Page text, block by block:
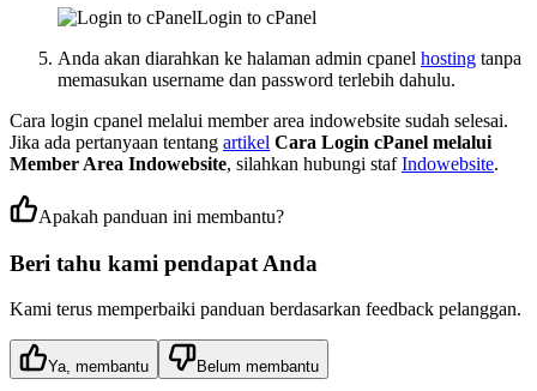
Login to cPanel
Anda akan diarahkan ke halaman admin cpanel hosting tanpa
memasukan username dan password terlebih dahulu.
Cara login cpanel melalui member area indowebsite sudah selesai.
Jika ada pertanyaan tentang artikel Cara Login cPanel melalui
Member Area Indowebsite, silahkan hubungi stafIndowebsite.
Apakah panduan ini membantu?
Beri tahu kami pendapat Anda
Kami terus memperbaiki panduan berdasarkan feedback pelanggan.
Ya, membantu Belum membantu